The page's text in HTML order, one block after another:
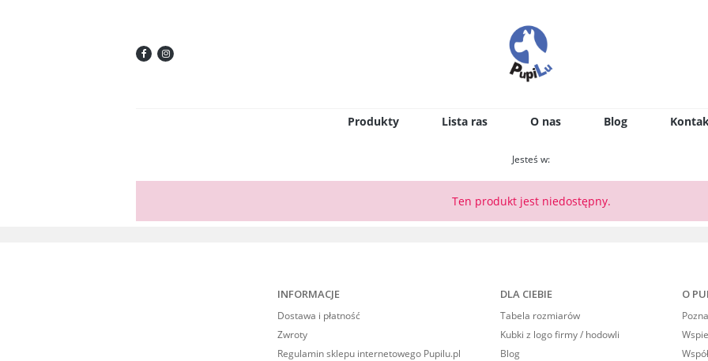
Produkty Lista ras O nas Blog
Jesteś w:
Ten produkt jest niedostępny.
INFORMACJE
Dostawa i płatność
Zwroty
Regulamin sklepu internetowego Pupilu.pl
DLA CIEBIE
Tabela rozmiarów
Kubki z logo firmy / hodowli
Blog
O